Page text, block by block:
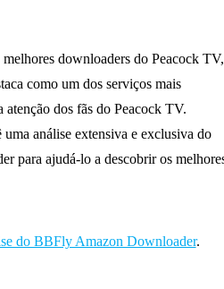
melhores downloaders do Peacock TV,
como um dos serviços mais
atenção dos fãs do Peacock TV.
análise extensiva e exclusiva do
para ajudá-lo a descobrir os
do BBFly Amazon Downloader.